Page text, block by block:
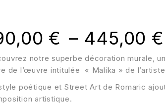
notre superbe décoration murale,
de l’œuvre intitulée « Malika » de
poétique et Street Art de Romaric
artistique.
€ – 445,00 €